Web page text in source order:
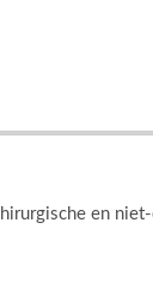
en